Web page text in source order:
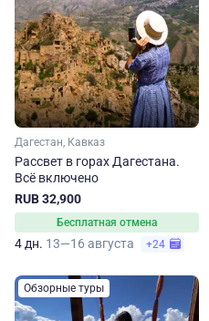
Дагестан, Кавказ
Рассвет в горах Дагестана.
Всё включено
RUB 32,900
Бесплатная отмена
4 дн. 13—16 августа +24
Обзорные туры